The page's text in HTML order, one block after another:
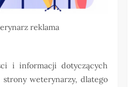
reklama
i informacji dotyczących
weterynarzy, dlatego